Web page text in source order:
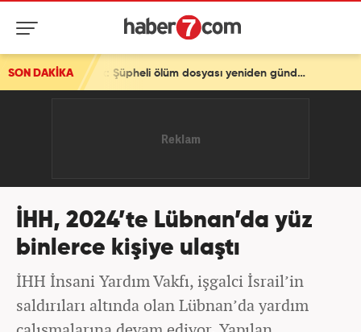
SON DAKİKA Akın Gürlek, Behçet Oktay'ın ailesiyle görüşecek: Şüpheli ölüm dosyası yeniden gündemde
İHH, 2024’te Lübnan’da yüz
binlerce kişiye ulaştı
İHH İnsani Yardım Vakfı, işgalci İsrail’in
saldırıları altında olan Lübnan’da yardım